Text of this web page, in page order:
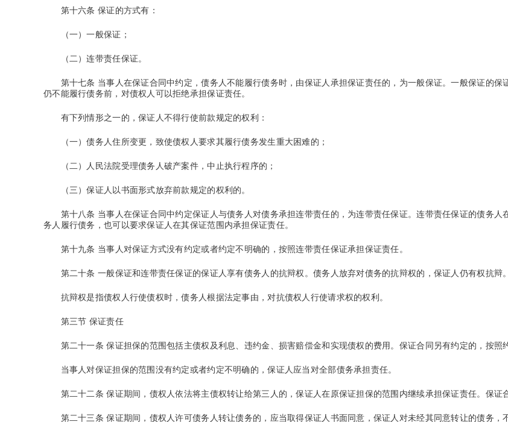
第十六条 保证的方式有：
（一）一般保证；
（二）连带责任保证。
第十七条 当事人在保证合同中约定，债务人不能履行债务时，由保证人承担保证责任的，为一般保证。一般保证的
仍不能履行债务前，对债权人可以拒绝承担保证责任。
有下列情形之一的，保证人不得行使前款规定的权利：
（一）债务人住所变更，致使债权人要求其履行债务发生重大困难的；
（二）人民法院受理债务人破产案件，中止执行程序的；
（三）保证人以书面形式放弃前款规定的权利的。
第十八条 当事人在保证合同中约定保证人与债务人对债务承担连带责任的，为连带责任保证。连带责任保证的债务
务人履行债务，也可以要求保证人在其保证范围内承担保证责任。
第十九条 当事人对保证方式没有约定或者约定不明确的，按照连带责任保证承担保证责任。
第二十条 一般保证和连带责任保证的保证人享有债务人的抗辩权。债务人放弃对债务的抗辩权的，保证人仍有权抗辩。
抗辩权是指债权人行使债权时，债务人根据法定事由，对抗债权人行使请求权的权利。
第三节 保证责任
第二十一条 保证担保的范围包括主债权及利息、违约金、损害赔偿金和实现债权的费用。保证合同另有约定的，按照
当事人对保证担保的范围没有约定或者约定不明确的，保证人应当对全部债务承担责任。
第二十二条 保证期间，债权人依法将主债权转让给第三人的，保证人在原保证担保的范围内继续承担保证责任。保证
第二十三条 保证期间，债权人许可债务人转让债务的，应当取得保证人书面同意，保证人对未经其同意转让的债务，